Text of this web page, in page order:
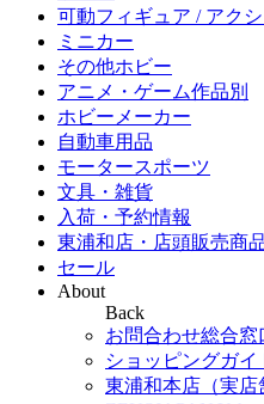
可動フィギュア / アク
ミニカー
その他ホビー
アニメ・ゲーム作品別
ホビーメーカー
自動車用品
モータースポーツ
文具・雑貨
入荷・予約情報
東浦和店・店頭販売商
セール
About
Back
お問合わせ総合窓
ショッピングガイ
東浦和本店（実店